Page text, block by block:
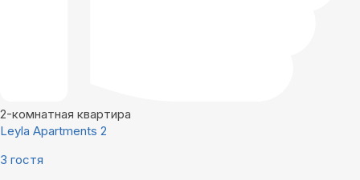
2-комнатная квартира
Leyla Apartments 2
3 гостя